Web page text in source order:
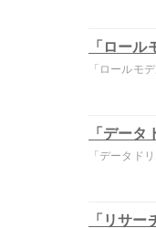
「ロー
「ロールモ
「デー
「データド
「リサ